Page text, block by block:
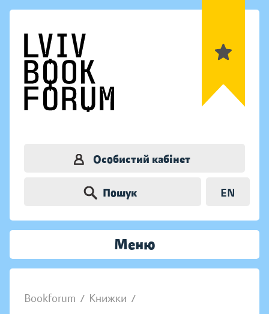
Особистий кабінет
Пошук EN
Меню
Bookforum / Книжки /